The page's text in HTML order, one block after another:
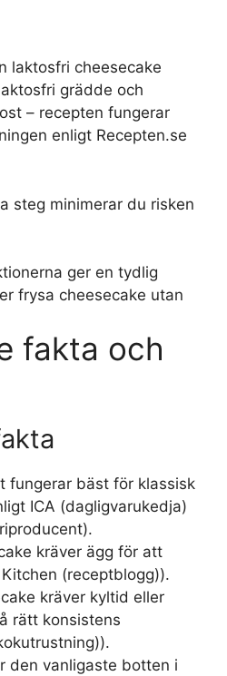
laktosfri cheesecake
grädde och
– recepten fungerar
enligt Recepten.se
steg minimerar du risken
ger en tydlig
frysa cheesecake utan
fakta och
fungerar bäst för klassisk
ICA (dagligvarukedja)
kräver ägg för att
(receptblogg)).
kräver kyltid eller
rätt konsistens
den vanligaste botten i